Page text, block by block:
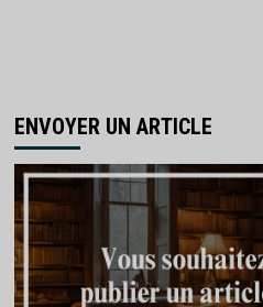
ENVOYER UN ARTICLE